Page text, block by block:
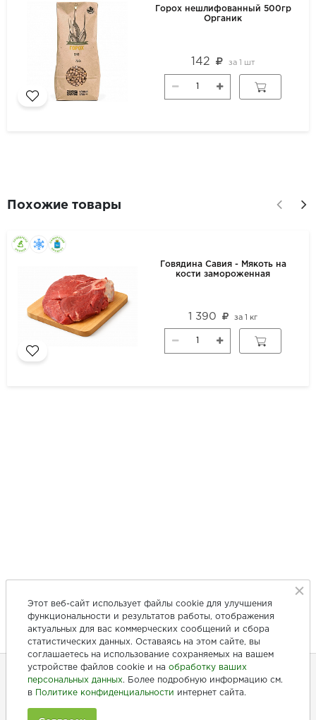
Горох нешлифованный 500гр
Органик
142 за 1 шт
Похожие товары
Говядина Савия - Мякоть на
кости замороженная
1 390 за1 кг
+7 (846) 275-20-10
Этот веб-сайт использует файлы cookie для улучшения
функциональности и результатов работы, отображения
актуальных для вас коммерческих сообщений и сбора
статистических данных. Оставаясь на этом сайте, вы
соглашаетесь на использование сохраняемых на вашем
устройстве файлов cookie и на обработку ваших
персональных данных. Более подробную информацию см.
в
Политике конфиденциальности интернет сайта.